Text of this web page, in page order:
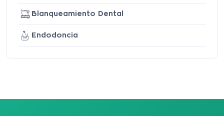
Blanqueamiento Dental
Endodoncia